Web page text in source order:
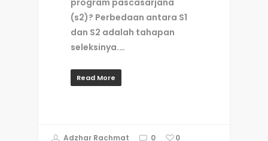
program pascasarjana
(s2)? Perbedaan antara S1
dan S2 adalah tahapan
seleksinya.…
Read More
Adzhar Rachmat 0 0